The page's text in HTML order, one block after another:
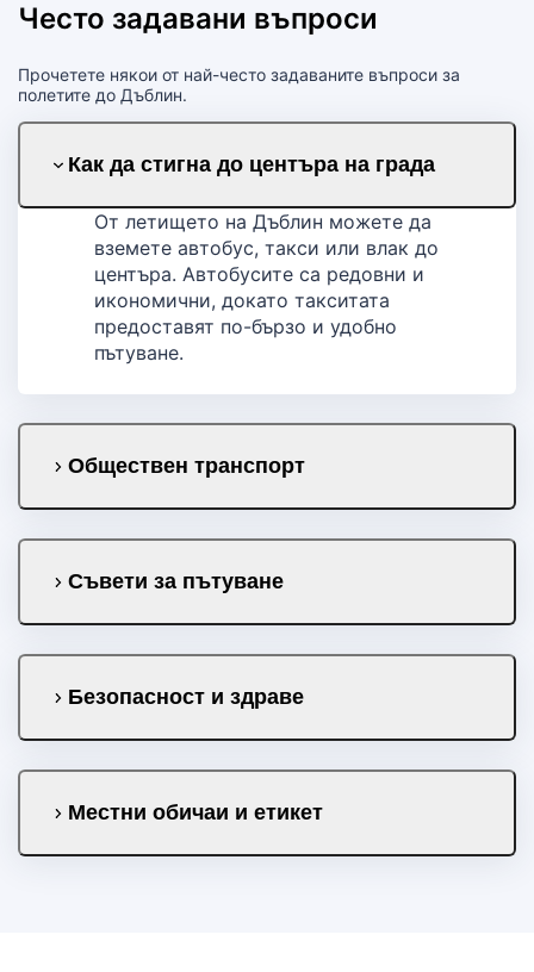
Често задавани въпроси
Прочетете някои от най-често задаваните въпроси за
полетите до Дъблин.
Как да стигна до центъра на града
От летището на Дъблин можете да
вземете автобус, такси или влак до
центъра. Автобусите са редовни и
икономични, докато такситата
предоставят по-бързо и удобно
пътуване.
Обществен транспорт
Съвети за пътуване
Безопасност и здраве
Местни обичаи и етикет